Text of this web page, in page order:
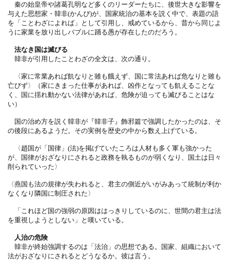
秦の始皇帝や諸葛孔明など多くのリーダーたちに、後世大きな影響を
与えた思想家・韓非(かんぴ)が、国家統治の基本を説く中で、表題の語
を「ことわざによれば」として引用し、戒めているから、昔から同じよ
うに家業を放り出しバブルに踊る愚が存在したのだろう。
法なき国は滅びる
韓非が引用したことわざの全文は、次の通り。
〈家に常業あれば飢なりと雖も餓えず、国に常法あれば危なりと雖も
亡びず〉（家にきまった仕事があれば、凶作となっても飢えることな
く、国に揺れ動かない法律があれば、危険が迫っても滅びることはな
い）
国の治め方を説く韓非が『韓非子』飾邪篇で強調したかったのは、そ
の後段にあるようだ。その実例を歴史の中から数え上げている。
〈趙国が「国律」(法)を掲げていたころは人材も多く軍も強かった
が、国律がおざなりにされると政務を執るものが弱くなり、国土は日々
削られていった〉
〈燕国も法の規律が失われると、君主の側近がいがみあって統制が利か
なくなり隣国に制圧された〉
「これほど国の強弱の原因ははっきりしているのに、世間の君主は法
を重視しようとしない」と嘆いている。
人治の危険
韓非が終始強調するのは「法治」の思想である。国家、組織において
法がおざなりにされるとどうなるか。彼は言う。